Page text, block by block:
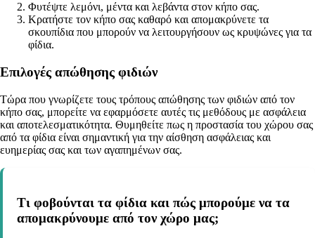
Φυτέψτε λεμόνι, μέντα και λεβάντα στον κήπο σας.
Κρατήστε τον κήπο σας καθαρό και απομακρύνετε τα
σκουπίδια που μπορούν να λειτουργήσουν ως κρυψώνες για τα
φίδια.
Επιλογές απώθησης φιδιών
Τώρα που γνωρίζετε τους τρόπους απώθησης των φιδιών από τον
κήπο σας, μπορείτε να εφαρμόσετε αυτές τις μεθόδους με ασφάλεια
και αποτελεσματικότητα. Θυμηθείτε πως η προστασία του χώρου σας
από τα φίδια είναι σημαντική για την αίσθηση ασφάλειας και
ευημερίας σας και των αγαπημένων σας.
Τι φοβούνται τα φίδια και πώς μπορούμε να τα
απομακρύνουμε από τον χώρο μας;